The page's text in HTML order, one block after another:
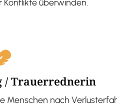
Konflikte überwinden.
/ Trauerrednerin
Menschen nach